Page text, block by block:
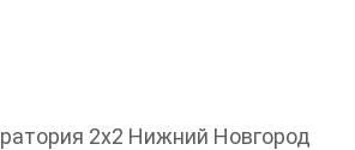
2х2 Нижний Новгород